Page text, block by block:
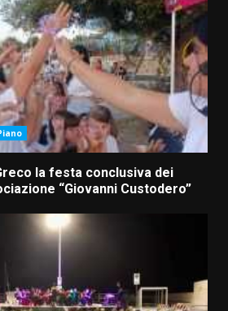
la festa conclusiva dei
“Giovanni Custodero”